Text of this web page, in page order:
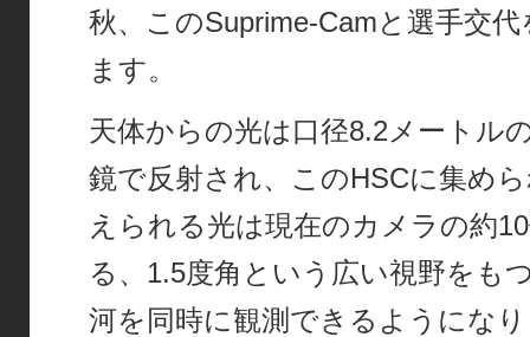
秋、このSuprime-Camと選手交代
ます。
天体からの光は口径8.2メートル
鏡で反射され、このHSCに集め
えられる光は現在のカメラの約
る、1.5度角という広い視野をも
河を同時に観測できるようにな